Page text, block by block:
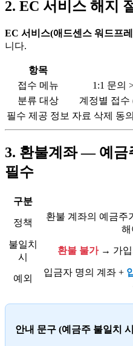
2. EC 서비스 해지
EC 서비스(애드센스 워드프
니다.
항목
접수 메뉴
1:1 문의
분류 대상
계정별 접수
필수 제공 정보 자료 삭제 동
3. 환불계좌 — 예금
필수
구분
정책
환불 계좌의 예금주
해
불일치
시
환불 불가→ 가입
예외
입금자 명의 계좌 +
안내 문구 (예금주 불일치